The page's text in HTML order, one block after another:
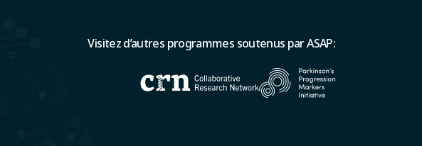
Visitez d’autres programmes soutenus par ASAP: